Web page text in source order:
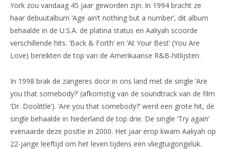
York zou vandaag 45 jaar geworden zijn. In 1994 bracht ze
haar debuutalbum ‘Age ain’t nothing but a number’, dit album
behaalde in de U.S.A. de platina status en Aaliyah scoorde
verschillende hits. ‘Back & Forth’ en ‘At Your Best’ (You Are
Love) bereikten de top van de Amerikaanse R&B-hitlijsten.
In 1998 brak de zangeres door in ons land met de single ‘Are
you that somebody?’ (afkomstig van de soundtrack van de film
‘Dr. Doolittle’). ‘Are you that somebody?’ werd een grote hit, de
single behaalde in Nederland de top drie. De single ‘Try again’
evenaarde deze positie in 2000. Het jaar erop kwam Aaliyah op
22-jarige leeftijd om het leven tijdens een vliegtuigongeluk.